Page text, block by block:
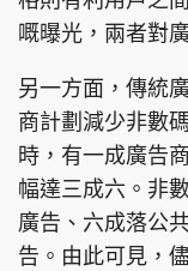
嘅曝光，兩者對
另一方面，傳統
商計劃減少非數
時，有一成廣告
幅達三成六。非
廣告、六成落公
告。由此可見，